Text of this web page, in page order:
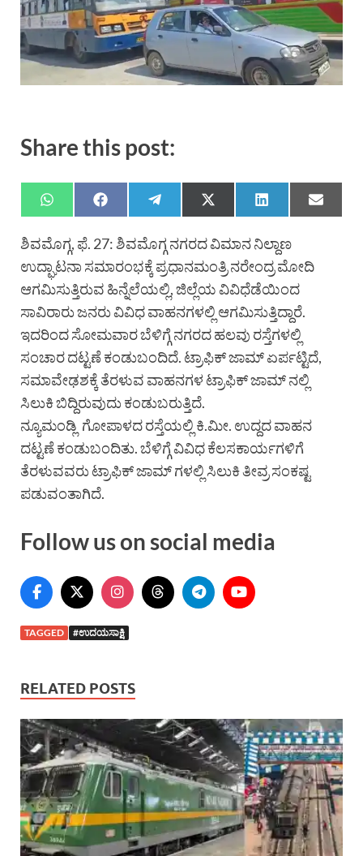
Share this post:
ಶಿವಮೊಗ್ಗ, ಫೆ. 27: ಶಿವಮೊಗ್ಗ ನಗರದ ವಿಮಾನ ನಿಲ್ದಾಣ
ಉದ್ಘಾಟನಾ ಸಮಾರಂಭಕ್ಕೆ ಪ್ರಧಾನಮಂತ್ರಿ ನರೇಂದ್ರ ಮೋದಿ
ಆಗಮಿಸುತ್ತಿರುವ ಹಿನ್ನೆಲೆಯಲ್ಲಿ, ಜಿಲ್ಲೆಯ ವಿವಿಧೆಡೆಯಿಂದ
ಸಾವಿರಾರು ಜನರು ವಿವಿಧ ವಾಹನಗಳಲ್ಲಿ ಆಗಮಿಸುತ್ತಿದ್ದಾರೆ.
ಇದರಿಂದ ಸೋಮವಾರ ಬೆಳಿಗ್ಗೆ ನಗರದ ಹಲವು ರಸ್ತೆಗಳಲ್ಲಿ
ಸಂಚಾರ ದಟ್ಟಣೆ ಕಂಡುಬಂದಿದೆ. ಟ್ರಾಫಿಕ್ ಜಾಮ್ ಏರ್ಪಟ್ಟಿದೆ,
ಸಮಾವೇಢಶಕ್ಕೆ ತೆರಳುವ ವಾಹನಗಳ ಟ್ರಾಫಿಕ್ ಜಾಮ್ ನಲ್ಲಿ
ಸಿಲುಕಿ ಬಿದ್ದಿರುವುದು ಕಂಡುಬರುತ್ತಿದೆ.
ನ್ಯೂಮಂಡ್ಲಿ ಗೋಪಾಳದ ರಸ್ತೆಯಲ್ಲಿ ಕಿ.ಮೀ. ಉದ್ದದ ವಾಹನ
ದಟ್ಟಣೆ ಕಂಡುಬಂದಿತು. ಬೆಳಿಗ್ಗೆ ವಿವಿಧ ಕೆಲಸಕಾರ್ಯಗಳಿಗೆ
ತೆರಳುವವರು ಟ್ರಾಫಿಕ್ ಜಾಮ್ ಗಳಲ್ಲಿ ಸಿಲುಕಿ ತೀವ್ರ ಸಂಕಷ್ಟ
ಪಡುವಂತಾಗಿದೆ.
Follow us on social media
TAGGED #ಉದಯಸಾಕ್ಷಿ
RELATED POSTS